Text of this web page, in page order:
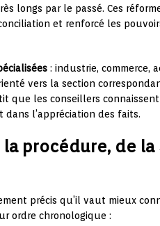
longs par le passé. Ces
et renforcé les
: industrie, commerce,
vers la section
que les conseillers
dans l’appréciation des faits.
procédure, de la
précis qu’il vaut mieux
ordre chronologique :